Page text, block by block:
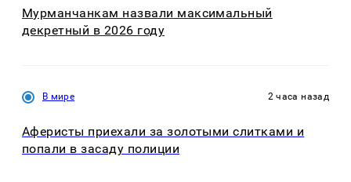
Мурманчанкам назвали максимальный
декретный в 2026 году
В мире 2 часа назад
Аферисты приехали за золотыми слитками и
попали в засаду полиции